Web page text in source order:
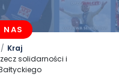
NAS
Kraj
solidarności i